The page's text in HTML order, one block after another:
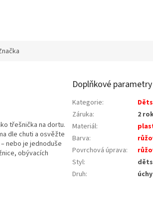
třešnička na dortu.
dle chuti a osvěžte
nebo je jednoduše
obývacích
Doplňkové parametry
Kategorie:
Záruka:
2
Materiál:
Barva:
Povrchová úprava:
Styl:
Druh: